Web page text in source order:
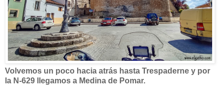
Volvemos un poco hacia atrás hasta Trespaderne y por
la N-629 llegamos a Medina de Pomar.